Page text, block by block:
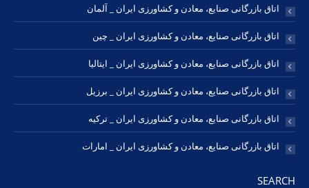
اتاق بازرگانی صنایع، معادن و کشاورزی ایران _ آلمان
اتاق بازرگانی صنایع، معادن و کشاورزی ایران _ چین
اتاق بازرگانی صنایع، معادن و کشاورزی ایران _ ایتالیا
اتاق بازرگانی صنایع، معادن و کشاورزی ایران _ برزیل
اتاق بازرگانی صنایع، معادن و کشاورزی ایران _ ترکیه
اتاق بازرگانی صنایع، معادن و کشاورزی ایران _ امارات
SEARCH